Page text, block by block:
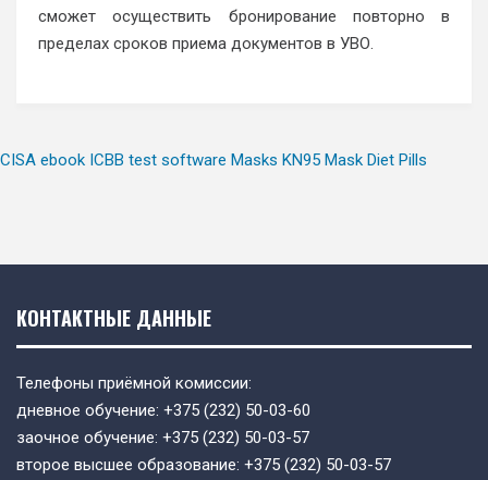
сможет осуществить бронирование повторно в
пределах сроков приема документов в УВО.
CISA ebook ICBB test software Masks KN95 Mask Diet Pills
КОНТАКТНЫЕ ДАННЫЕ
Телефоны приёмной комиссии:
дневное обучение: +375 (232) 50-03-60
заочное обучение: +375 (232) 50-03-57
второе высшее образование: +375 (232) 50-03-57